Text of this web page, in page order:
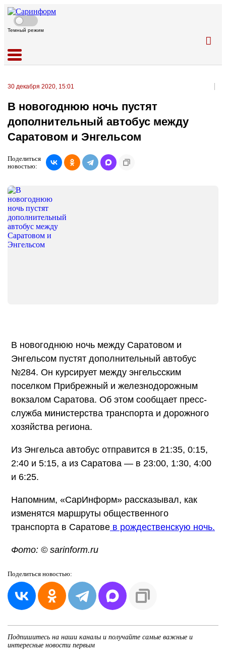
Темный режим
30 декабря 2020, 15:01
В новогоднюю ночь пустят
дополнительный автобус между
Саратовом и Энгельсом
Поделиться
новостью:
В новогоднюю ночь между Саратовом и
Энгельсом пустят дополнительный автобус
№284. Он курсирует между энгельсским
поселком Прибрежный и железнодорожным
вокзалом Саратова. Об этом сообщает пресс-
служба министерства транспорта и дорожного
хозяйства региона.
Из Энгельса автобус отправится в 21:35, 0:15,
2:40 и 5:15, а из Саратова — в 23:00, 1:30, 4:00
и 6:25.
Напомним, «СарИнформ» рассказывал, как
изменятся маршруты общественного
транспорта в Саратове в рождественскую ночь.
Фото: © sarinform.ru
Поделиться новостью:
Подпишитесь на наши каналы и получайте самые важные и
интересные новости первым